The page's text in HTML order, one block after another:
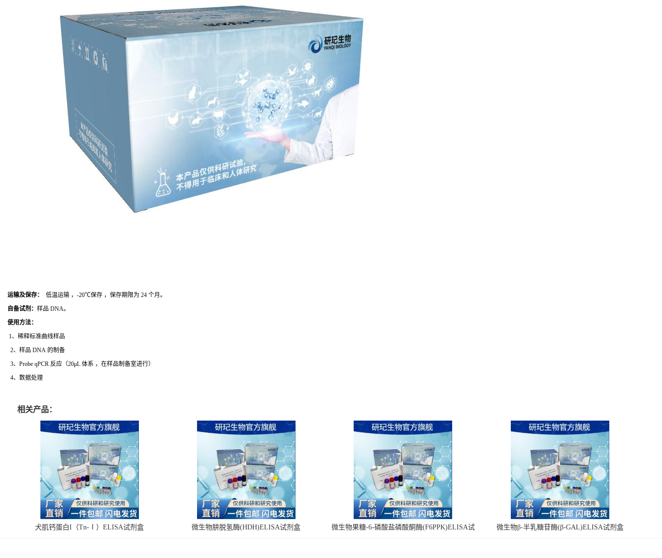
运输及保存：
低温运输 ，-20℃保存 ，保存期限为 24 个月。
自备试剂： 样品 DNA。
使用方法：
1、稀释标准曲线样品
2、样品 DNA 的制备
3、Probe qPCR 反应（20μL 体系 ，在样品制备室进行）
4、数据处理
相关产品：
犬肌钙蛋白I（Tn-Ⅰ）ELISA试剂盒 微生物肼脱氢酶(HDH)ELISA试剂盒
微生物果糖-6-磷酸盐磷酸酮酶(F6PPK)ELISA试
微生物β-半乳糖苷酶(β-GAL)ELISA试剂盒